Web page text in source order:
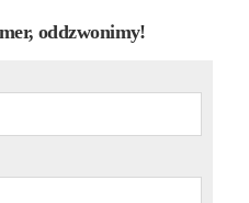
oddzwonimy!